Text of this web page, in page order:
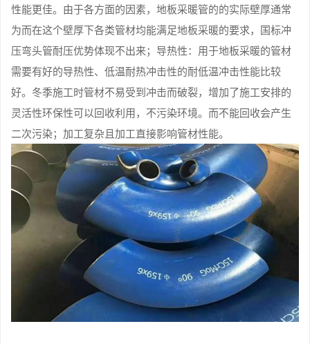
性能更佳。由于各方面的因素，地板采暖管的的实际壁厚通常
为而在这个壁厚下各类管材均能满足地板采暖的要求，国标冲
压弯头管耐压优势体现不出来；导热性：用于地板采暖的管材
需要有好的导热性、低温耐热冲击性的耐低温冲击性能比较
好。冬季施工时管材不易受到冲击而破裂，增加了施工安排的
灵活性环保性可以回收利用，不污染环境。而不能回收会产生
二次污染；加工复杂且加工直接影响管材性能。